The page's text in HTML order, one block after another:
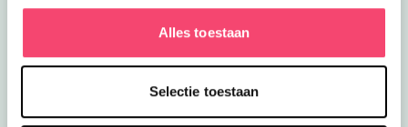
Alles toestaan
Selectie toestaanzomerboeken voor